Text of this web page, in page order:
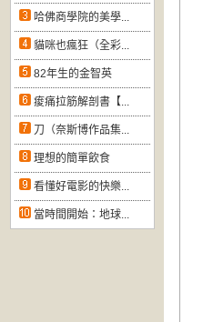
哈佛商學院的美學...
貓咪也瘋狂（全彩...
82年生的金智英
痠痛拉筋解剖書【...
刀（奈斯博作品集...
理想的簡單飲食
看懂好電影的快樂...
當時間開始：地球...